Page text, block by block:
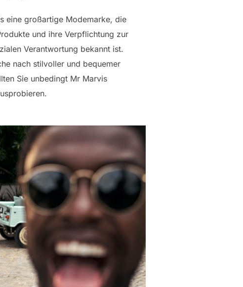
eine großartige Modemarke, die
und ihre Verpflichtung zur
Verantwortung bekannt ist.
nach stilvoller und bequemer
Sie unbedingt Mr Marvis